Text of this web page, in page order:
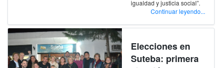
igualdad y justicia social”.
Continuar leyendo...
Elecciones en
Suteba: primera